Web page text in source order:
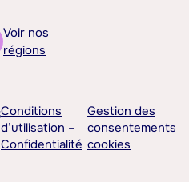
Voir nos
régions
Conditions
d’utilisation –
Confidentialité
Gestion des
consentements
cookies